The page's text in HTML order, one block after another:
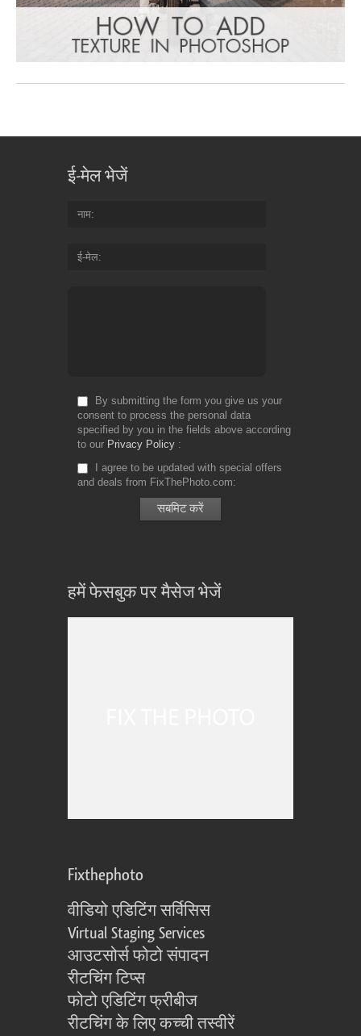
ई-मेल भेजें
नाम
ई-मेल
By submitting the form you give us your
consent to process the personal data
specified by you in the fields above according
to our Privacy Policy
I agree to be updated with special offers
and deals from FixThePhoto.com
हमें फेसबुक पर मैसेज भेजें
Fixthephoto
वीडियो एडिटिंग सर्विसिस
Virtual Staging Services
आउटसोर्स फोटो संपादन
रीटचिंग टिप्स
फोटो एडिटिंग फ्रीबीज
रीटचिंग के लिए कच्ची तस्वीरें